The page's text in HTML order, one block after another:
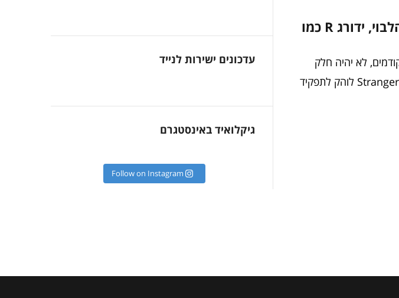
מייק מינולה הכריז על אתחול של הלבוי, ידורג R כמו
לא יהיה חלק
באתחול של "הלבוי". דיוויד הרבור מ-Stranger Things לוהק לתפקיד
עדכונים ישירות לנייד
גיקלואיד באינסטגרם
Follow on Instagram